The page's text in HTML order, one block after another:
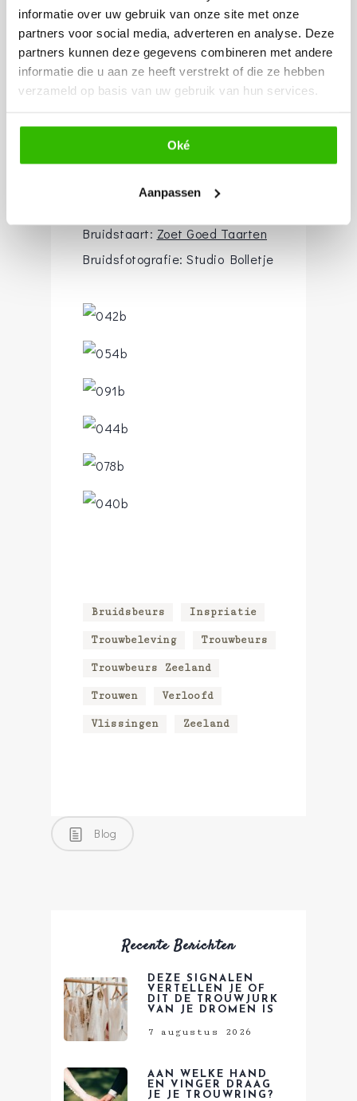
informatie over uw gebruik van onze site met onze
partners voor social media, adverteren en analyse. Deze
partners kunnen deze gegevens combineren met andere
informatie die u aan ze heeft verstrekt of die ze hebben
verzameld op basis van uw gebruik van hun services.
Oké
Aanpassen
Mannenmode ZaamslagVisagie &
Kapsel:Cosmo Beauty Center by
CK Bruidsboeket:Floral Design
Trouwambtenaar:Van Ver Trouwen
Bruidstaart: Zoet Goed Taarten
Bruidsfotografie: Studio Bolletje
Bruidsbeurs Inspriatie
Trouwbeleving Trouwbeurs
Trouwbeurs Zeeland
Trouwen Verloofd
Vlissingen Zeeland
Blog
Recente Berichten
DEZE SIGNALEN
VERTELLEN JE OF
DIT DE TROUWJURK
VAN JE DROMEN IS
7 augustus 2026
AAN WELKE HAND
EN VINGER DRAAG
JE JE TROUWRING?